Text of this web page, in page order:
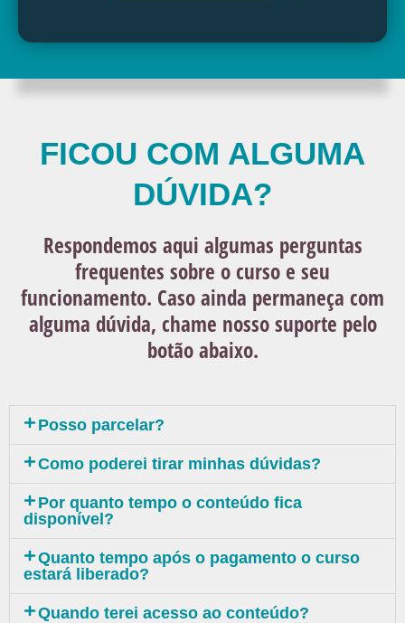
FICOU COM ALGUMA
DÚVIDA?
Respondemos aqui algumas perguntas
frequentes sobre o curso e seu
funcionamento. Caso ainda permaneça com
alguma dúvida, chame nosso suporte pelo
botão abaixo.
Posso parcelar?
Como poderei tirar minhas dúvidas?
Por quanto tempo o conteúdo fica
disponível?
Quanto tempo após o pagamento o curso
estará liberado?
Quando terei acesso ao conteúdo?